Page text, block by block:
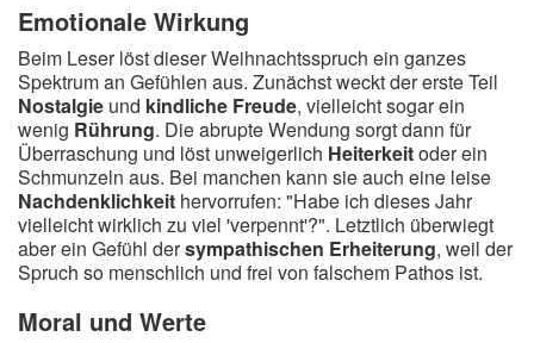
Emotionale Wirkung
Beim Leser löst dieser Weihnachtsspruch ein ganzes
Spektrum an Gefühlen aus. Zunächst weckt der erste Teil
Nostalgie und kindliche Freude, vielleicht sogar ein
wenig Rührung. Die abrupte Wendung sorgt dann für
Überraschung und löst unweigerlich Heiterkeitoder ein
Schmunzeln aus. Bei manchen kann sie auch eine leise
Nachdenklichkeit hervorrufen: "Habe ich dieses Jahr
vielleicht wirklich zu viel 'verpennt'?". Letztlich überwiegt
aber ein Gefühl dersympathischen Erheiterung, weil der
Spruch so menschlich und frei von falschem Pathos ist.
Moral und Werte